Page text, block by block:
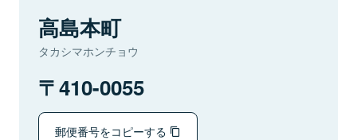
高島本町
タカシマホンチョウ
410-0055
郵便番号をコピーする